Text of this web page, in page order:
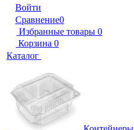
Войти
Сравнение0
Избранные товары 0
Корзина 0
Каталог